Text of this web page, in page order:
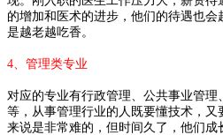
的增加和医术的进步，他们的待遇也
是越老越吃香。
4、管理类专业
对应的专业有行政管理、公共事业管理
等，从事管理行业的人既要懂技术，又
来说是非常难的，但时间久了，他们成